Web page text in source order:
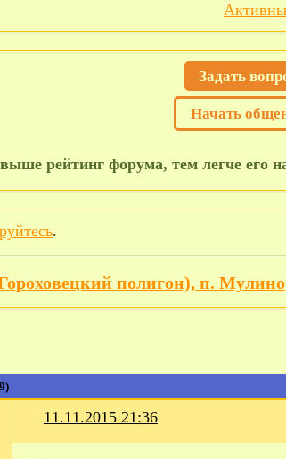
Задать
Начать
рейтинг форума, тем легче его
.
полигон), п. Мулино
11.11.2015 21:36